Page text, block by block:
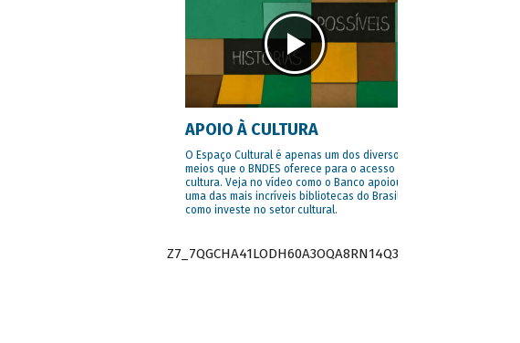
APOIO À CULTURA
O Espaço Cultural é apenas um dos diversos
meios que o BNDES oferece para o acesso à
cultura. Veja no vídeo como o Banco apoiou
uma das mais incríveis bibliotecas do Brasil e
como investe no setor cultural.
Z7_7QGCHA41LODH60A3OQA8RN14Q3